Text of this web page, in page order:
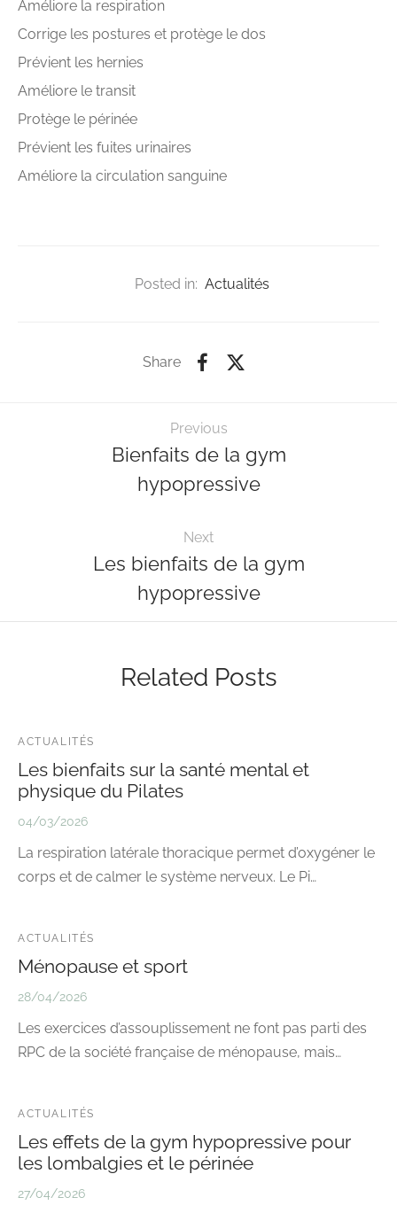
Améliore la respiration
Corrige les postures et protège le dos
Prévient les hernies
Améliore le transit
Protège le périnée
Prévient les fuites urinaires
Améliore la circulation sanguine
Posted in: Actualités
Share
Previous
Bienfaits de la gym
hypopressive
Next
Les bienfaits de la gym
hypopressive
Related Posts
ACTUALITÉS
Les bienfaits sur la santé mental et
physique du Pilates
04/03/2026
La respiration latérale thoracique permet d’oxygéner le
corps et de calmer le système nerveux. Le Pi…
ACTUALITÉS
Ménopause et sport
28/04/2026
Les exercices d’assouplissement ne font pas parti des
RPC de la société française de ménopause, mais…
ACTUALITÉS
Les effets de la gym hypopressive pour
les lombalgies et le périnée
27/04/2026